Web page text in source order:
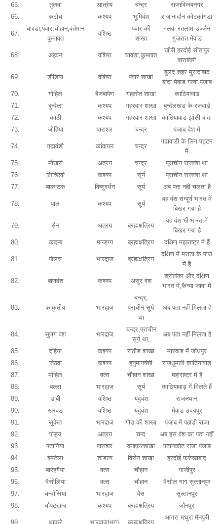
65.
तुलवा आत्रेय चन्द्र
राजाविजयनगर
66.
कटोच कश्यप भूमिवंश राजानादौन कोटकांगडा
67.
चावडा,पंवार,चोहान,वर्तमान
कुमावत
वशिष्ठ
पंवार की
शाखा
मलवा रतलाम उज्जैन
गुजरात मेवाड
68. अहवन वशिष्ठ चावडा,कुमावत
खीरी हरदोई सीतापुर
बाराबंकी
69. डौडिया वशिष्ठ पंवार शाखा
बुलंद शहर मुरादाबाद
बांदा मेवाड गल्वा पंजाब
70.
गोहिल बैजबापेण गहलोत शाखा
काठियावाड
71.
बुन्देला कश्यप गहरवार शाखा
बुन्देलखंड के रजवाडे
72.
काठी कश्यप गहरवार शाखा
काठियावाड झांसी बांदा
73.
जोहिया पाराशर चन्द्र पंजाब देश मे
74. गढावंशी कांवायन चन्द्र
गढावाडी के लिंग पट्टम
में
75.
मौखरी अत्रय चन्द्र
प्राचीन राजवंश था
76.
लिच्छिवी कश्यप सूर्य
प्राचीन राजवंश था
77.
बाकाटक विष्णुवर्धन सूर्य अब पता नहीं चलता है
78. पाल कश्यप सूर्य
यह वंश सम्पूर्ण भारत में
बिखर गया है
79. सैन अत्रय ब्रह्मक्षत्रिय
यह वंश भी भारत में
बिखर गया है
80.
कदम्ब मान्डग्य ब्रह्मक्षत्रिय दक्षिण महाराष्ट्र मे हैं
81. पोलच भारद्वाज ब्रह्मक्षत्रिय
दक्षिण में मराठा के पास
में है
82. बाणवंश कश्यप असुर वंश
श्रीलंका और दक्षिण
भारत में,कैन्या जावा में
83. काकुतीय भारद्वाज
चन्द्र,
प्राचीन सूर्य
था
अब पता नहीं मिलता है
84. सुणग वंश भारद्वाज
चन्द्र,प्राचीन
सूर्य था,
अब पता नहीं मिलता है
85. दहिया कश्यप राठौड शाखा
मारवाड में जोधपुर
86.
जेठवा कश्यप हनुमानवंशी
राजधूमली काठियावाड
87.
मोहिल वत्स चौहान शाखा
महाराष्ट्र मे है
88.
बल्ला भारद्वाज सूर्य
काठियावाड़ में मिलते हैं
89.
डाबी वशिष्ठ यदुवंश
राजस्थान
90.
खरवड वशिष्ठ यदुवंश
मेवाड उदयपुर
91.
सुकेत भारद्वाज गौड की शाखा
पंजाब में पहाडी राजा
92.
पांड्य अत्रय चन्द
अब इस वंश का पता नहीं
93.
पठानिया पाराशर वनाफ़रशाखा
पठानकोट राजा पंजाब
94.
बमटेला शांडल्य विसेन शाखा
हरदोई फ़र्रुखाबाद
95.
बारहगैया वत्स चौहान
गाजीपुर
96.
भैंसोलिया वत्स चौहान
भैंसोल गाग सुल्तानपुर
97.
चन्दोसिया भारद्वाज वैस
सुल्तानपुर
98.
चौपटखम्ब कश्यप ब्रह्मक्षत्रिय जौनपुर
99. धाकरे भारद्वाज(भृगु) ब्रह्मक्षत्रिय
आगरा मथुरा मैनपुरी